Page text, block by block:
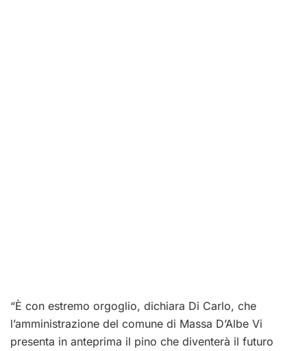
“È con estremo orgoglio, dichiara Di Carlo, che
l’amministrazione del comune di Massa D’Albe Vi
presenta in anteprima il pino che diventerà il futuro